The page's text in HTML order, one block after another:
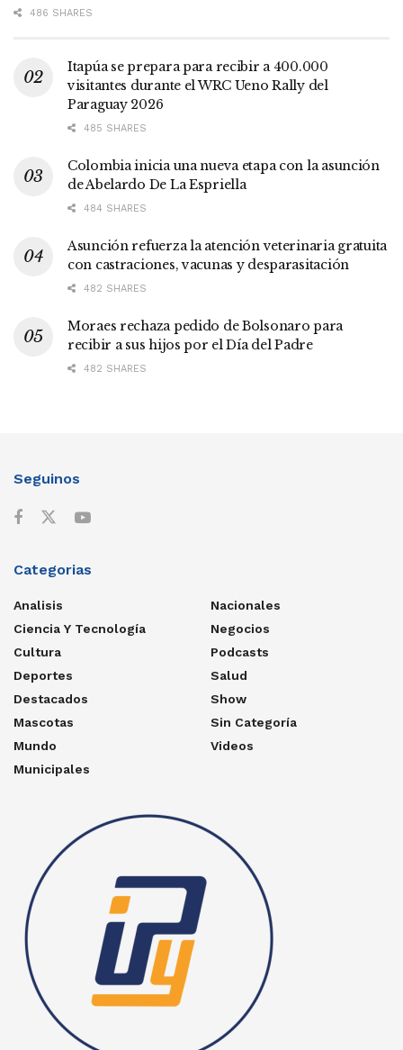
486 SHARES
Itapúa se prepara para recibir a 400.000
visitantes durante el WRC Ueno Rally del
Paraguay 2026
485 SHARES
Colombia inicia una nueva etapa con la asunción
de Abelardo De La Espriella
484 SHARES
Asunción refuerza la atención veterinaria gratuita
con castraciones, vacunas y desparasitación
482 SHARES
Moraes rechaza pedido de Bolsonaro para
recibir a sus hijos por el Día del Padre
482 SHARES
Seguinos
Categorias
Analisis
Ciencia Y Tecnología
Cultura
Deportes
Destacados
Mascotas
Mundo
Municipales
Nacionales
Negocios
Podcasts
Salud
Show
Sin Categoría
Videos